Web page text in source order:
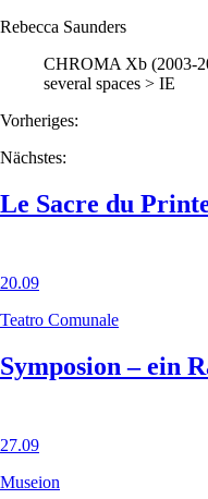
Rebecca Saunders
CHROMA Xb (2003-
several spaces > IE
Vorheriges:
Nächstes:
Le Sacre du
20.09
Teatro Comunale
Symposion – ein
27.09
Museion